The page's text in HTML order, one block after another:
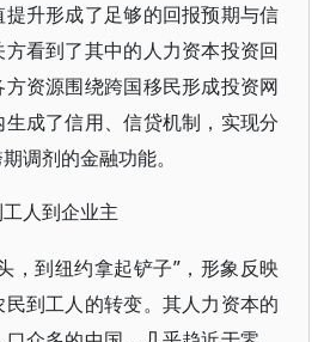
升形成了足够的回报预期与信
看到了其中的人力资本投资回
资源围绕跨国移民形成投资网
成了信用、信贷机制，实现分
调剂的金融功能。
工人到企业主
，到纽约拿起铲子”，形象反映
到工人的转变。其人力资本的